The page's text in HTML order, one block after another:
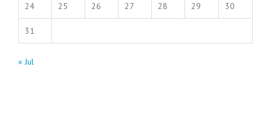
24 25 26 27 28 29 30
31
« Jul